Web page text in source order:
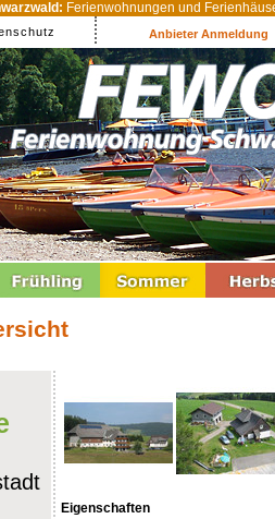
Ferienwohnungen und
Anbieter Anmeldung
Eigenschaften